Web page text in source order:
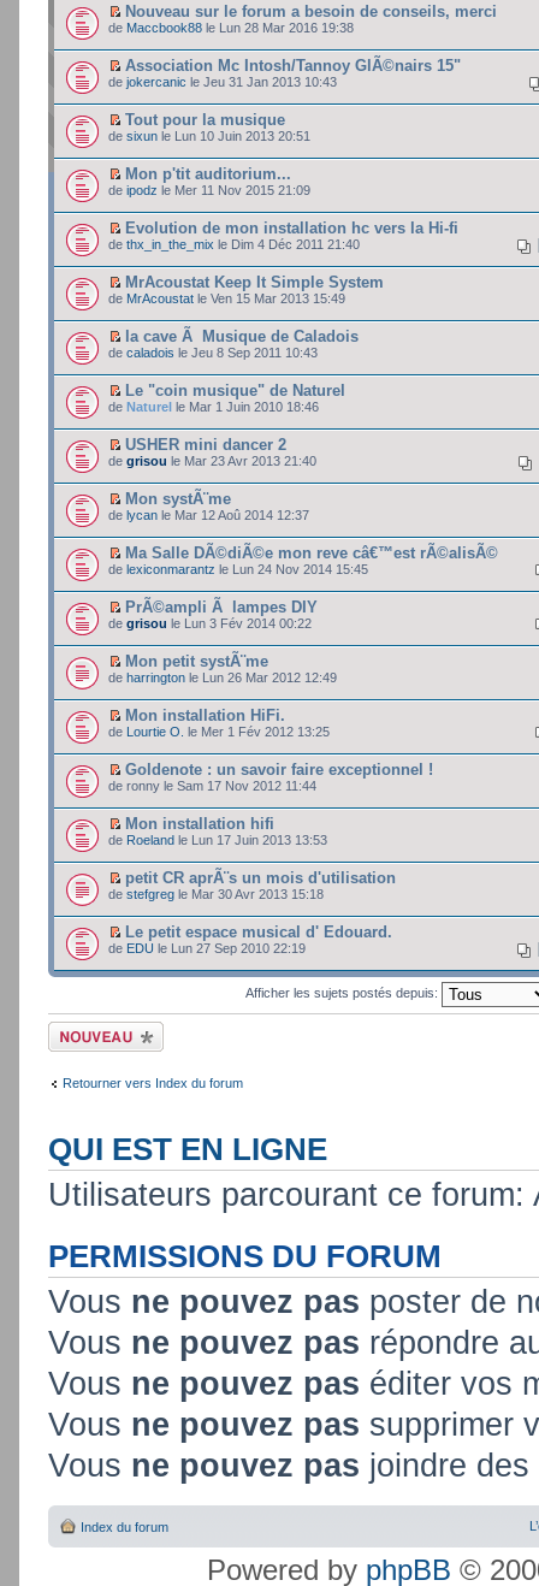
Nouveau sur le forum a besoin de conseils, merci
de Maccbook88 le Lun 28 Mar 2016 19:38
Association Mc Intosh/Tannoy GlÃ©nairs 15"
de jokercanic le Jeu 31 Jan 2013 10:43
Tout pour la musique
de sixun le Lun 10 Juin 2013 20:51
Mon p'tit auditorium...
de ipodz le Mer 11 Nov 2015 21:09
Evolution de mon installation hc vers la Hi-fi
de thx_in_the_mix le Dim 4 Déc 2011 21:40
MrAcoustat Keep It Simple System
de MrAcoustat le Ven 15 Mar 2013 15:49
la cave Ã Musique de Caladois
de caladois le Jeu 8 Sep 2011 10:43
Le "coin musique" de Naturel
de Naturel le Mar 1 Juin 2010 18:46
USHER mini dancer 2
de grisou le Mar 23 Avr 2013 21:40
Mon systÃ¨me
de lycan le Mar 12 Aoû 2014 12:37
Ma Salle DÃ©diÃ©e mon reve câ€™est rÃ©alisÃ©
de lexiconmarantz le Lun 24 Nov 2014 15:45
PrÃ©ampli Ã lampes DIY
de grisou le Lun 3 Fév 2014 00:22
Mon petit systÃ¨me
de harrington le Lun 26 Mar 2012 12:49
Mon installation HiFi.
de Lourtie O. le Mer 1 Fév 2012 13:25
Goldenote : un savoir faire exceptionnel !
de ronny le Sam 17 Nov 2012 11:44
Mon installation hifi
de Roeland le Lun 17 Juin 2013 13:53
petit CR aprÃ¨s un mois d'utilisation
de stefgreg le Mar 30 Avr 2013 15:18
Le petit espace musical d' Edouard.
de EDU le Lun 27 Sep 2010 22:19
Afficher les sujets postés depuis:
Ecrire un nouveau
sujet
Retourner vers Index du forum
QUI EST EN LIGNE
Utilisateurs parcourant ce
PERMISSIONS DU FORUM
Vous ne pouvez pas poster de
Vous ne pouvez pas répondre
Vous ne pouvez pas éditer vos
Vous ne pouvez pas supprimer
Vous ne pouvez pas joindre
Index du forum
Powered by phpBB ©